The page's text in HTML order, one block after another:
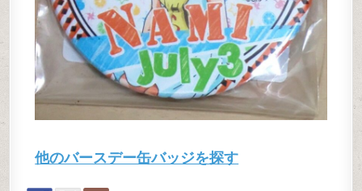
他のバースデー缶バッジを探す